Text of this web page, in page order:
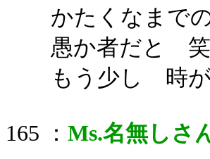
かたくなまで
愚か者だと 笑
もう少し 時が
165 ： Ms.名無しさ